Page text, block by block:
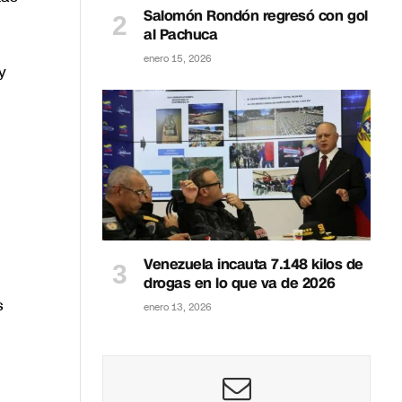
Salomón Rondón regresó con gol
al Pachuca
enero 15, 2026
Venezuela incauta 7.148 kilos de
drogas en lo que va de 2026
enero 13, 2026